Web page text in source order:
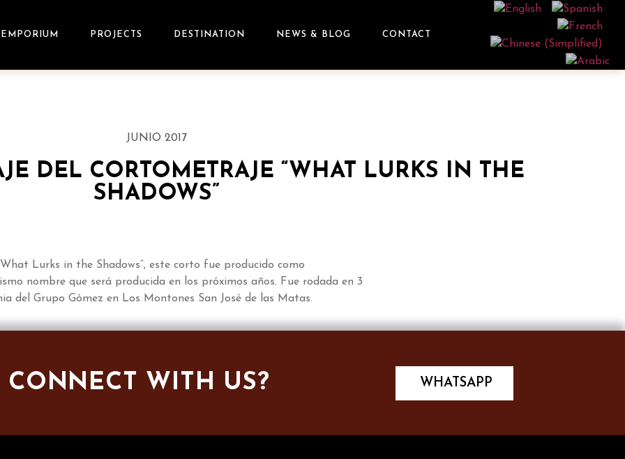
EMPORIUM PROJECTS DESTINATION NEWS & BLOG CONTACT
JUNIO 2017
DEL CORTOMETRAJE “WHAT LURKS IN THE
SHADOWS”
Lurks in the Shadows”, este corto fue producido como
nombre que será producida en los próximos años. Fue rodada en 3
del Grupo Gómez en Los Montones San José de las Matas.
WITH US? WHATSAPP